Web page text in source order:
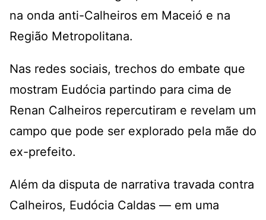
na onda anti-Calheiros em Maceió e na
Região Metropolitana.
Nas redes sociais, trechos do embate que
mostram Eudócia partindo para cima de
Renan Calheiros repercutiram e revelam um
campo que pode ser explorado pela mãe do
ex-prefeito.
Além da disputa de narrativa travada contra
Calheiros, Eudócia Caldas — em uma